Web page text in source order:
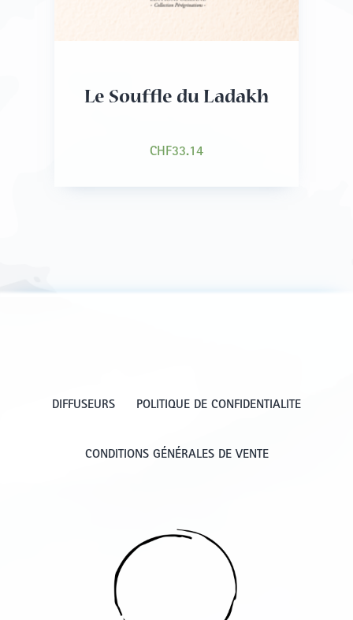
Le Souffle du Ladakh
CHF33.14
DIFFUSEURS POLITIQUE DE CONFIDENTIALITE
CONDITIONS GÉNÉRALES DE VENTE